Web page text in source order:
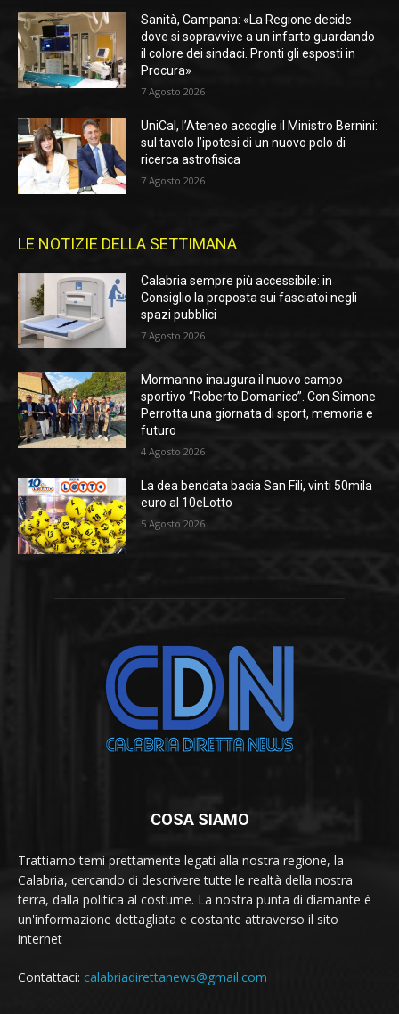
Sanità, Campana: «La Regione decide
dove si sopravvive a un infarto guardando
il colore dei sindaci. Pronti gli esposti in
Procura»
7 Agosto 2026
UniCal, l’Ateneo accoglie il Ministro Bernini:
sul tavolo l’ipotesi di un nuovo polo di
ricerca astrofisica
7 Agosto 2026
LE NOTIZIE DELLA SETTIMANA
Calabria sempre più accessibile: in
Consiglio la proposta sui fasciatoi negli
spazi pubblici
7 Agosto 2026
Mormanno inaugura il nuovo campo
sportivo “Roberto Domanico”. Con Simone
Perrotta una giornata di sport, memoria e
futuro
4 Agosto 2026
La dea bendata bacia San Fili, vinti 50mila
euro al 10eLotto
5 Agosto 2026
COSA SIAMO
Trattiamo temi prettamente legati alla nostra regione, la
Calabria, cercando di descrivere tutte le realtà della nostra
terra, dalla politica al costume. La nostra punta di diamante è
un'informazione dettagliata e costante attraverso il sito
internet
Contattaci: calabriadirettanews@gmail.com